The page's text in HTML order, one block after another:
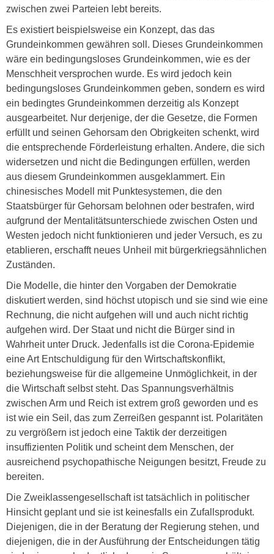
zwischen zwei Parteien lebt bereits.
Es existiert beispielsweise ein Konzept, das das
Grundeinkommen gewähren soll. Dieses Grundeinkommen
wäre ein bedingungsloses Grundeinkommen, wie es der
Menschheit versprochen wurde. Es wird jedoch kein
bedingungsloses Grundeinkommen geben, sondern es wird
ein bedingtes Grundeinkommen derzeitig als Konzept
ausgearbeitet. Nur derjenige, der die Gesetze, die Formen
erfüllt und seinen Gehorsam den Obrigkeiten schenkt, wird
die entsprechende Förderleistung erhalten. Andere, die sich
widersetzen und nicht die Bedingungen erfüllen, werden
aus diesem Grundeinkommen ausgeklammert. Ein
chinesisches Modell mit Punktesystemen, die den
Staatsbürger für Gehorsam belohnen oder bestrafen, wird
aufgrund der Mentalitätsunterschiede zwischen Osten und
Westen jedoch nicht funktionieren und jeder Versuch, es zu
etablieren, erschafft neues Unheil mit bürgerkriegsähnlichen
Zuständen.
Die Modelle, die hinter den Vorgaben der Demokratie
diskutiert werden, sind höchst utopisch und sie sind wie eine
Rechnung, die nicht aufgehen will und auch nicht richtig
aufgehen wird. Der Staat und nicht die Bürger sind in
Wahrheit unter Druck. Jedenfalls ist die Corona-Epidemie
eine Art Entschuldigung für den Wirtschaftskonflikt,
beziehungsweise für die allgemeine Unmöglichkeit, in der
die Wirtschaft selbst steht. Das Spannungsverhältnis
zwischen Arm und Reich ist extrem groß geworden und es
ist wie ein Seil, das zum Zerreißen gespannt ist. Polaritäten
zu vergrößern ist jedoch eine Taktik der derzeitigen
insuffizienten Politik und scheint dem Menschen, der
ausreichend psychopathische Neigungen besitzt, Freude zu
bereiten.
Die Zweiklassengesellschaft ist tatsächlich in politischer
Hinsicht geplant und sie ist keinesfalls ein Zufallsprodukt.
Diejenigen, die in der Beratung der Regierung stehen, und
diejenigen, die in der Ausführung der Entscheidungen tätig